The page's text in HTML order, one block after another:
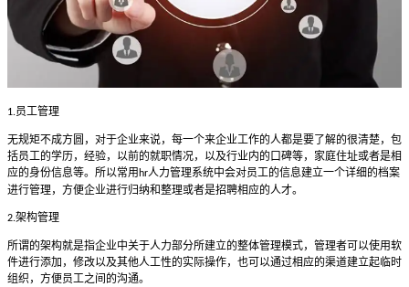
1.员工管理
无规矩不成方圆，对于企业来说，每一个来企业工作的人都是要了解的很清楚，包
括员工的学历，经验，以前的就职情况，以及行业内的口碑等，家庭住址或者是相
应的身份信息等。所以常用 hr人力管理系统中会对员工的信息建立一个详细的档案
进行管理，方便企业进行归纳和整理或者是招聘相应的人才。
2.架构管理
所谓的架构就是指企业中关于人力部分所建立的整体管理模式，管理者可以使用软
件进行添加，修改以及其他人工性的实际操作，也可以通过相应的渠道建立起临时
组织，方便员工之间的沟通。